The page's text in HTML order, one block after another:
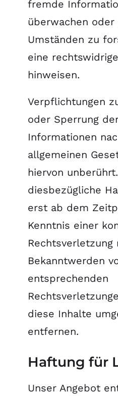
fremde
überwachen oder
Umständen zu
eine
hinweisen.
Verpflichtungen
oder Sperrung
Informationen
allgemeinen
hiervon
diesbezügliche
erst ab dem
Kenntnis einer
Rechtsverletzung
Bekanntwerden
entsprechenden
diese Inhalte
entfernen.
Haftung für
Unser Angebot